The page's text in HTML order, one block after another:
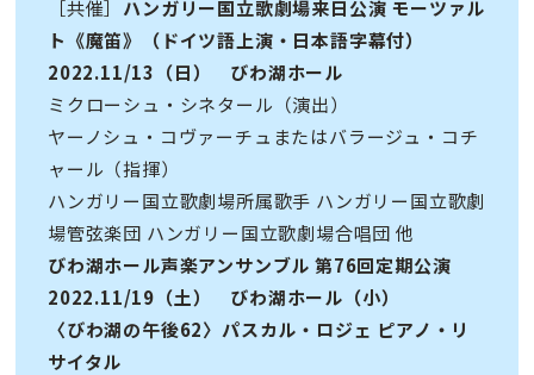
［共催］ ハンガリー国立歌劇場来日公演 モーツァル
ト《魔笛》（ドイツ語上演・日本語字幕付）
2022.11/13（日） びわ湖ホール
ミクローシュ・シネタール（演出）
ヤーノシュ・コヴァーチュまたはバラージュ・コチ
ャール（指揮）
ハンガリー国立歌劇場所属歌手 ハンガリー国立歌劇
場管弦楽団 ハンガリー国立歌劇場合唱団 他
びわ湖ホール声楽アンサンブル 第76回定期公演
2022.11/19（土） びわ湖ホール（小）
〈びわ湖の午後62〉パスカル・ロジェ ピアノ・リ
サイタル